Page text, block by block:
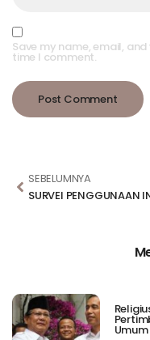
Save my name, email,
time I comment.
SEBELUMNYA
Umum